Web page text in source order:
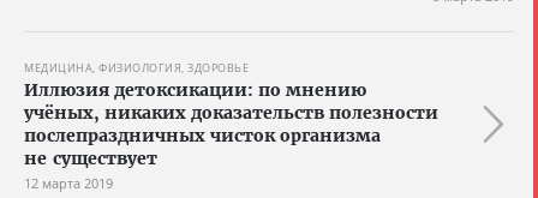
МЕДИЦИНА, ФИЗИОЛОГИЯ, ЗДОРОВЬЕ
Иллюзия детоксикации: по мнению
учёных, никаких доказательств полезности
послепраздничных чисток организма
не существует
12 марта 2019